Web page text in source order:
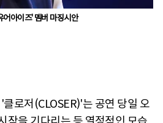
어아이즈' 멤버 마징시안
로저(CLOSER)'는 공연 당일 오